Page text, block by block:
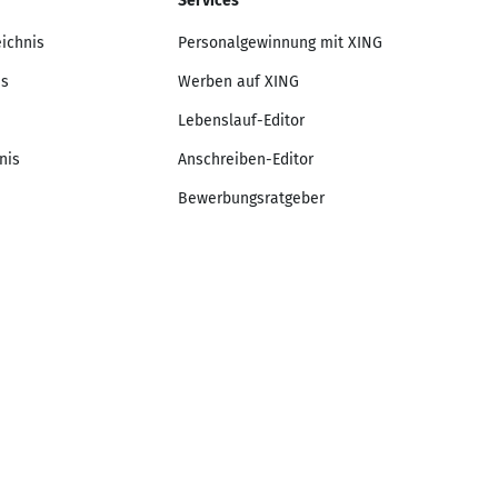
Personalgewinnung mit XING
Werben auf XING
Lebenslauf-Editor
Anschreiben-Editor
Bewerbungsratgeber